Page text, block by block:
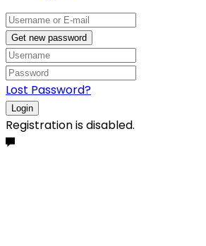
Get new password
Lost Password?
Login
Registration is disabled.